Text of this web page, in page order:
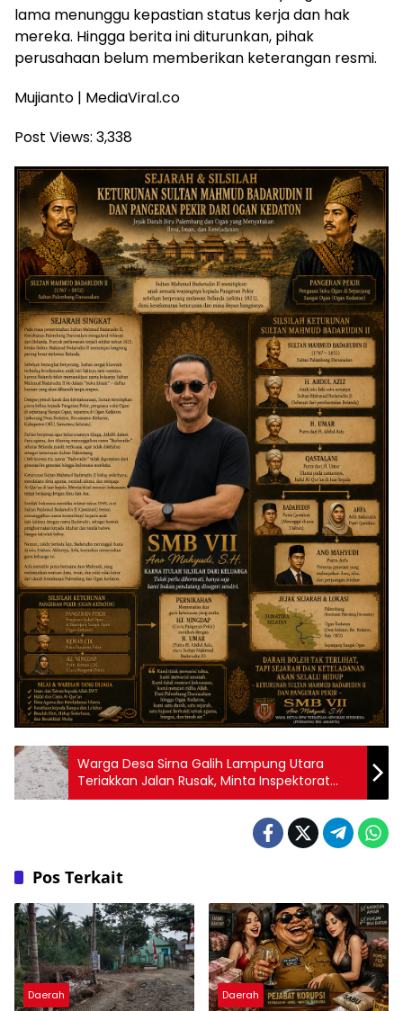
lama menunggu kepastian status kerja dan hak
mereka. Hingga berita ini diturunkan, pihak
perusahaan belum memberikan keterangan resmi.
Mujianto | MediaViral.co
Post Views: 3,338
Warga Desa Sirna Galih Lampung Utara
Teriakkan Jalan Rusak, Minta Inspektorat
Periksa DD
Pos Terkait
Daerah Daerah